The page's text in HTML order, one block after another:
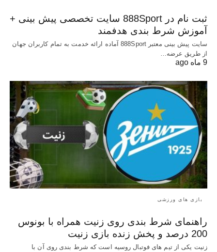
ثبت نام در 888Sport سایت تخصصی پیش بینی +
آموزش شرط بندی هدفمند
سایت پیش بینی معتبر 888Sport آماده ارائه خدمت به تمام کاربران جهان
از طریق عرضه…
9 ماه ago
بازی های ورزشی
راهنمای شرط بندی روی زنیت همراه با بونوس
200 درصد و پخش زنده بازی زنیت
زنیت یکی از تیم های فوتبال روسیه است که شرط بندی روی آن با